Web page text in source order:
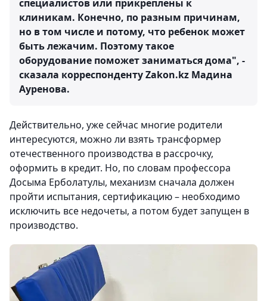
специалистов или прикреплены к
клиникам. Конечно, по разным причинам,
но в том числе и потому, что ребенок может
быть лежачим. Поэтому такое
оборудование поможет заниматься дома", -
сказала корреспонденту Zakon.kz Мадина
Ауренова.
Действительно, уже сейчас многие родители
интересуются, можно ли взять трансформер
отечественного производства в рассрочку,
оформить в кредит. Но, по словам профессора
Досыма Ерболатулы, механизм сначала должен
пройти испытания, сертификацию – необходимо
исключить все недочеты, а потом будет запущен в
производство.